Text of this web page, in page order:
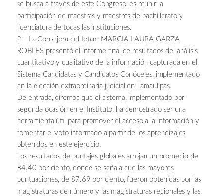
se busca a través de este Congreso, es reunir la
participación de maestras y maestros de bachillerato y
licenciatura de todas las instituciones.
2.- La Consejera del Ietam MARCIA LAURA GARZA
ROBLES presentó el informe final de resultados del análisis
cuantitativo y cualitativo de la información capturada en el
Sistema Candidatas y Candidatos Conóceles, implementado
en la elección extraordinaria judicial en Tamaulipas.
De entrada, diremos que el sistema, implementado por
segunda ocasión en el Instituto, ha demostrado ser una
herramienta útil para promover el acceso a la información y
fomentar el voto informado a partir de los aprendizajes
obtenidos en este ejercicio.
Los resultados de puntajes globales arrojan un promedio de
84.40 por ciento, donde se señala que las mayores
puntuaciones, de 87.69 por ciento, fueron obtenidas por las
magistraturas de número y las magistraturas regionales y las